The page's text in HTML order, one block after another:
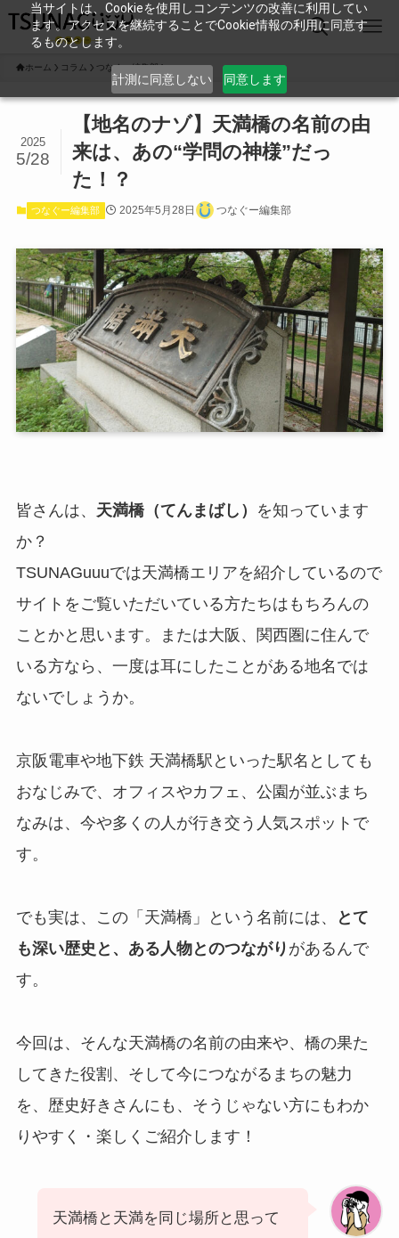
当サイトは、Cookieを使用しコンテンツの改善に利用してい
ます。アクセスを継続することでCookie情報の利用に同意す
るものとします。
計測に同意しない 同意します
ホーム コラム つなぐー編集部
【地名のナゾ】天満橋の名前の由
来は、あの“学問の神様”だっ
た！？
2025
5/28
つなぐー編集部 2025年5月28日 つなぐー編集部
皆さんは、 天満橋（てんまばし）
を知っています
か？
TSUNAGuuuでは天満橋エリアを紹介しているので
サイトをご覧いただいている方たちはもちろんの
ことかと思います。または大阪、関西圏に住んで
いる方なら、一度は耳にしたことがある地名では
ないでしょうか。
京阪電車や地下鉄 天満橋駅といった駅名としても
おなじみで、オフィスやカフェ、公園が並ぶまち
なみは、今や多くの人が行き交う人気スポットで
す。
でも実は、この「天満橋」という名前には、
とて
も深い歴史と、ある人物とのつながり があるんで
す。
今回は、そんな天満橋の名前の由来や、橋の果た
してきた役割、そして今につながるまちの魅力
を、歴史好きさんにも、そうじゃない方にもわか
りやすく・楽しくご紹介します！
天満橋と天満を同じ場所と思って